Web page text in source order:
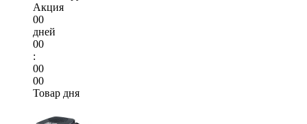
Акция
00
дней
00
:
00
00
Товар дня